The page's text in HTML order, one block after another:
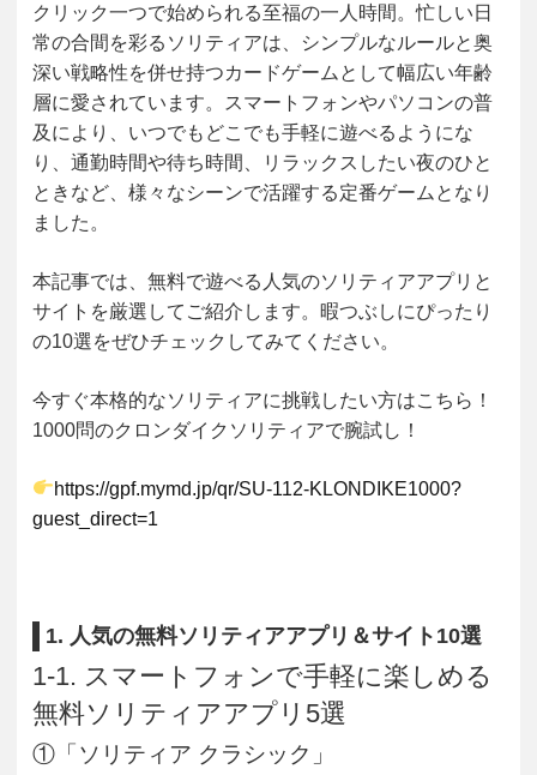
クリック一つで始められる至福の一人時間。忙しい日
常の合間を彩るソリティアは、シンプルなルールと奥
深い戦略性を併せ持つカードゲームとして幅広い年齢
層に愛されています。スマートフォンやパソコンの普
及により、いつでもどこでも手軽に遊べるようにな
り、通勤時間や待ち時間、リラックスしたい夜のひと
ときなど、様々なシーンで活躍する定番ゲームとなり
ました。
本記事では、無料で遊べる人気のソリティアアプリと
サイトを厳選してご紹介します。暇つぶしにぴったり
の10選をぜひチェックしてみてください。
今すぐ本格的なソリティアに挑戦したい方はこちら！
1000問のクロンダイクソリティアで腕試し！
https://gpf.mymd.jp/qr/SU-112-KLONDIKE1000?
guest_direct=1
1. 人気の無料ソリティアアプリ＆サイト10選
1-1. スマートフォンで手軽に楽しめる
無料ソリティアアプリ5選
①「ソリティア クラシック」